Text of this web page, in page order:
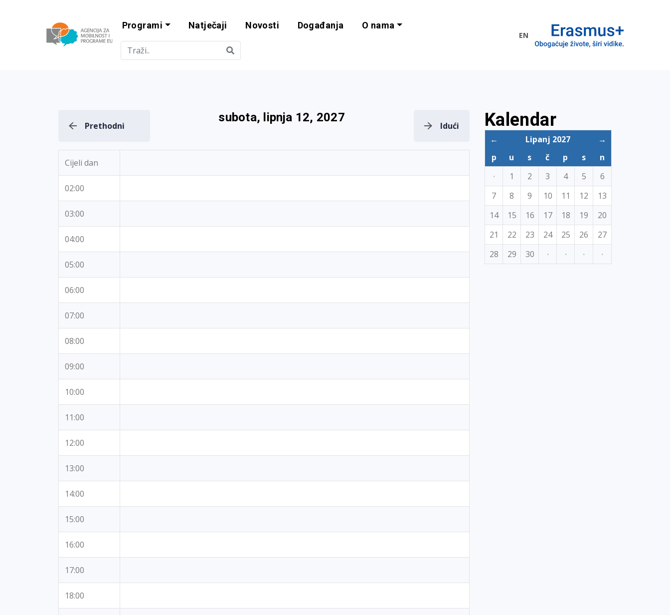
Agencija za mobilnost i programe EU
Programi Natječaji Novosti Događanja O nama
EN
Prethodni
subota, lipnja 12, 2027
Idući
Cijeli dan
02:00
03:00
04:00
05:00
06:00
07:00
08:00
09:00
10:00
11:00
12:00
13:00
14:00
15:00
16:00
17:00
18:00
Kalendar
← Lipanj 2027
→
p
u s č p s
n
·
1 2 3 4 5
6
7
8 9 10 11 12
13
14
15 16 17 18 19
20
21
22 23 24 25 26
27
28
29 30 · · · ·